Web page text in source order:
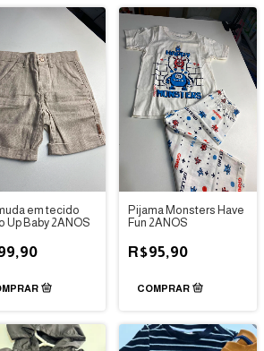
em tecido
Up Baby 2ANOS
Pijama Monsters Have
Fun 2ANOS
R$95,90